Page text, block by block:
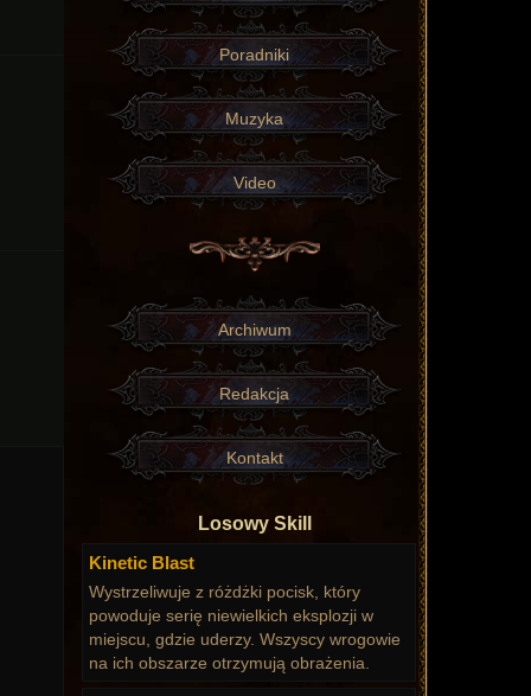
Poradniki
Muzyka
Video
Archiwum
Redakcja
Kontakt
Losowy Skill
Kinetic Blast
Wystrzeliwuje z różdżki pocisk, który
powoduje serię niewielkich eksplozji w
miejscu, gdzie uderzy. Wszyscy wrogowie
na ich obszarze otrzymują obrażenia.